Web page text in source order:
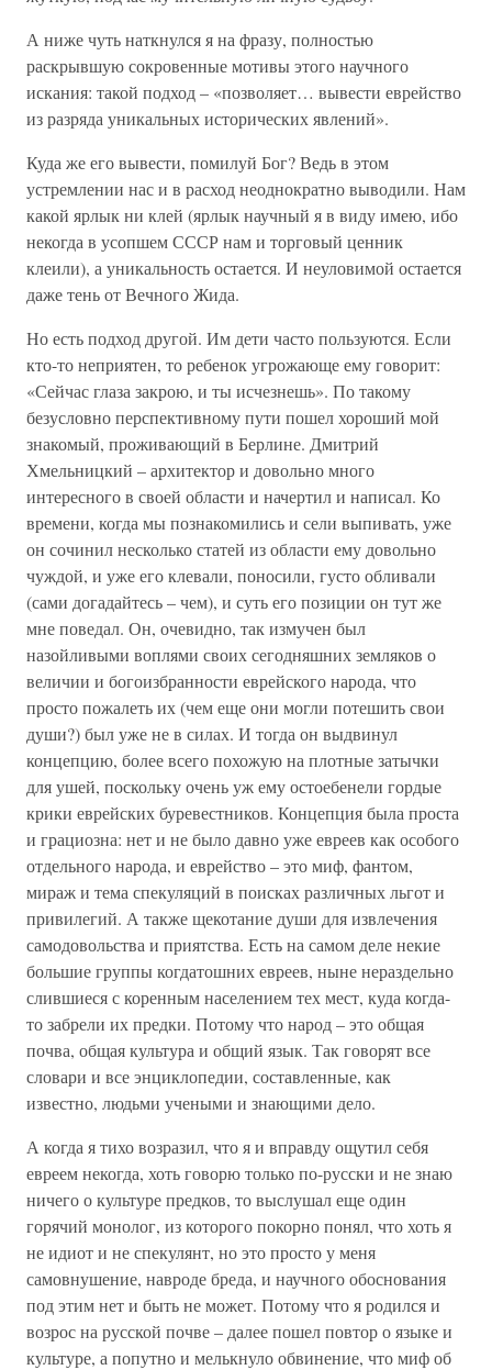
А ниже чуть наткнулся я на фразу, полностью
раскрывшую сокровенные мотивы этого научного
искания: такой подход – «позволяет… вывести еврейство
из разряда уникальных исторических явлений».
Куда же его вывести, помилуй Бог? Ведь в этом
устремлении нас и в расход неоднократно выводили. Нам
какой ярлык ни клей (ярлык научный я в виду имею, ибо
некогда в усопшем СССР нам и торговый ценник
клеили), а уникальность остается. И неуловимой остается
даже тень от Вечного Жида.
Но есть подход другой. Им дети часто пользуются. Если
кто-то неприятен, то ребенок угрожающе ему говорит:
«Сейчас глаза закрою, и ты исчезнешь». По такому
безусловно перспективному пути пошел хороший мой
знакомый, проживающий в Берлине. Дмитрий
Хмельницкий – архитектор и довольно много
интересного в своей области и начертил и написал. Ко
времени, когда мы познакомились и сели выпивать, уже
он сочинил несколько статей из области ему довольно
чуждой, и уже его клевали, поносили, густо обливали
(сами догадайтесь – чем), и суть его позиции он тут же
мне поведал. Он, очевидно, так измучен был
назойливыми воплями своих сегодняшних земляков о
величии и богоизбранности еврейского народа, что
просто пожалеть их (чем еще они могли потешить свои
души?) был уже не в силах. И тогда он выдвинул
концепцию, более всего похожую на плотные затычки
для ушей, поскольку очень уж ему остоебенели гордые
крики еврейских буревестников. Концепция была проста
и грациозна: нет и не было давно уже евреев как особого
отдельного народа, и еврейство – это миф, фантом,
мираж и тема спекуляций в поисках различных льгот и
привилегий. А также щекотание души для извлечения
самодовольства и приятства. Есть на самом деле некие
большие группы когдатошних евреев, ныне нераздельно
слившиеся с коренным населением тех мест, куда когда-
то забрели их предки. Потому что народ – это общая
почва, общая культура и общий язык. Так говорят все
словари и все энциклопедии, составленные, как
известно, людьми учеными и знающими дело.
А когда я тихо возразил, что я и вправду ощутил себя
евреем некогда, хоть говорю только по-русски и не знаю
ничего о культуре предков, то выслушал еще один
горячий монолог, из которого покорно понял, что хоть я
не идиот и не спекулянт, но это просто у меня
самовнушение, навроде бреда, и научного обоснования
под этим нет и быть не может. Потому что я родился и
возрос на русской почве – далее пошел повтор о языке и
культуре, а попутно и мелькнуло обвинение, что миф об